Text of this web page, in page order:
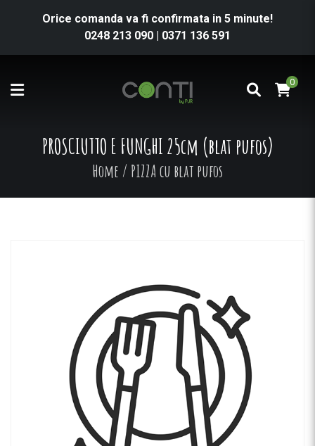
Orice comanda va fi confirmata in 5 minute!
0248 213 090 | 0371 136 591
0
PROSCIUTTO E FUNGHI 25cm (blat pufos)
Home / PIZZA cu blat pufos